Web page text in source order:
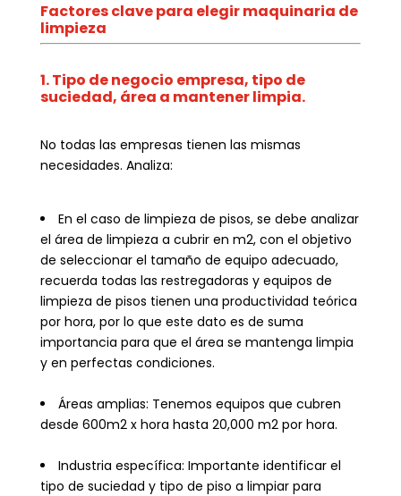
Factores clave para elegir maquinaria de
limpieza
1. Tipo de negocio empresa, tipo de
suciedad, área a mantener limpia.
No todas las empresas tienen las mismas
necesidades. Analiza:
En el caso de limpieza de pisos, se debe analizar
el área de limpieza a cubrir en m2, con el objetivo
de seleccionar el tamaño de equipo adecuado,
recuerda todas las restregadoras y equipos de
limpieza de pisos tienen una productividad teórica
por hora, por lo que este dato es de suma
importancia para que el área se mantenga limpia
y en perfectas condiciones.
Áreas amplias: Tenemos equipos que cubren
desde 600m2 x hora hasta 20,000 m2 por hora.
Industria específica: Importante identificar el
tipo de suciedad y tipo de piso a limpiar para